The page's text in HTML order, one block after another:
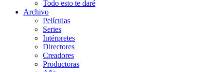
Todo esto te daré
Archivo
Películas
Series
Intérpretes
Directores
Creadores
Productoras